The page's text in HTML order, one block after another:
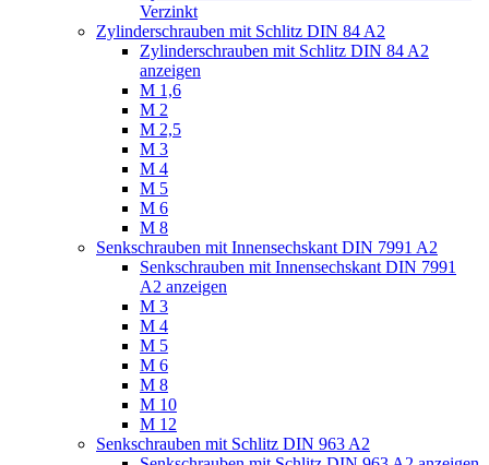
Verzinkt
Zylinderschrauben mit Schlitz DIN 84 A2
Zylinderschrauben mit Schlitz DIN 84 A2
anzeigen
M 1,6
M 2
M 2,5
M 3
M 4
M 5
M 6
M 8
Senkschrauben mit Innensechskant DIN 7991 A2
Senkschrauben mit Innensechskant DIN 7991
A2 anzeigen
M 3
M 4
M 5
M 6
M 8
M 10
M 12
Senkschrauben mit Schlitz DIN 963 A2